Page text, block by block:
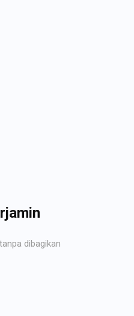
dibagikan